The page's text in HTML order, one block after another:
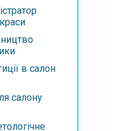
в салон
салону